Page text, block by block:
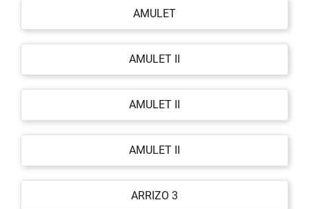
AMULET
AMULET II
AMULET II
AMULET II
ARRIZO 3